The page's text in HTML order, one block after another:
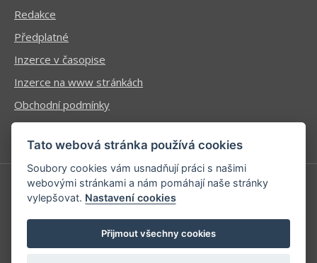
Redakce
Předplatné
Inzerce v časopise
Inzerce na www stránkách
Obchodní podmínky
Ochrana osobních údajů
Příhlášení | Registrace
Kontaktní informace
Mapa stránek
Tato webová stránka používá cookies
Soubory cookies vám usnadňují práci s našimi
webovými stránkami a nám pomáhají naše stránky
vylepšovat. Nastavení cookies
Přijmout všechny cookies